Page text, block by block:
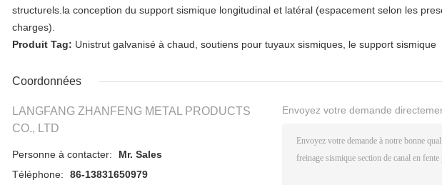
structurels.la conception du support sismique longitudinal et latéral (espacement selon les
charges).
Produit Tag: Unistrut galvanisé à chaud, soutiens pour tuyaux sismiques, le support sismique
Coordonnées
LANGFANG ZHANFENG METAL PRODUCTS
CO., LTD
Personne à contacter:
Mr. Sales
Téléphone:
86-13831650979
Envoyez votre demande